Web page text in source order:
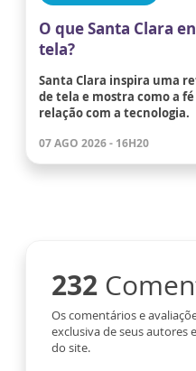
O que Santa Clara
tela?
Santa Clara inspira uma
de tela e mostra como a
relação com a tecnologia.
07 AGO 2026 - 16H20
232
Os comentários e
exclusiva de seus autores
do site.